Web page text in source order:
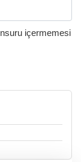
içermemesi